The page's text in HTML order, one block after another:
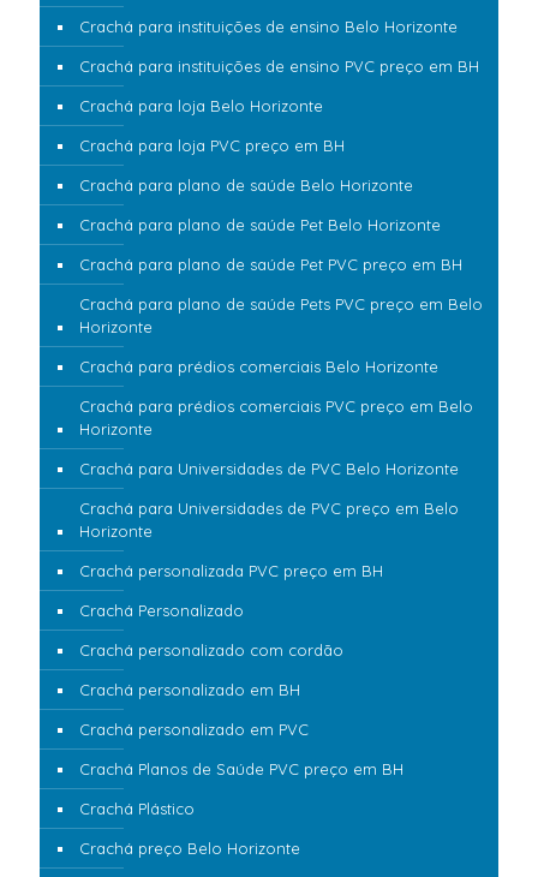
Crachá para instituições de ensino Belo Horizonte
Crachá para instituições de ensino PVC preço em BH
Crachá para loja Belo Horizonte
Crachá para loja PVC preço em BH
Crachá para plano de saúde Belo Horizonte
Crachá para plano de saúde Pet Belo Horizonte
Crachá para plano de saúde Pet PVC preço em BH
Crachá para plano de saúde Pets PVC preço em Belo
Horizonte
Crachá para prédios comerciais Belo Horizonte
Crachá para prédios comerciais PVC preço em Belo
Horizonte
Crachá para Universidades de PVC Belo Horizonte
Crachá para Universidades de PVC preço em Belo
Horizonte
Crachá personalizada PVC preço em BH
Crachá Personalizado
Crachá personalizado com cordão
Crachá personalizado em BH
Crachá personalizado em PVC
Crachá Planos de Saúde PVC preço em BH
Crachá Plástico
Crachá preço Belo Horizonte